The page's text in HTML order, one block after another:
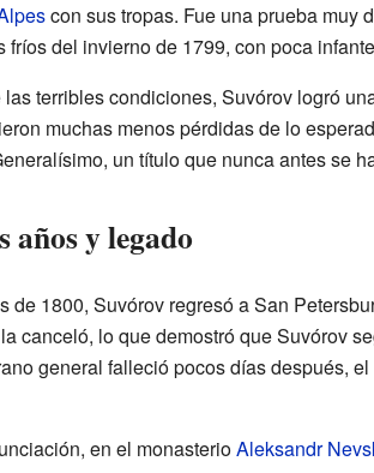
con sus tropas. Fue una prueba muy
fríos del invierno de 1799, con poca
terribles condiciones, Suvórov logró
muchas menos pérdidas de lo
un título que nunca antes se
años y legado
de 1800, Suvórov regresó a San
canceló, lo que demostró que Suvórov
general falleció pocos días después,
en el monasterioAleksandr